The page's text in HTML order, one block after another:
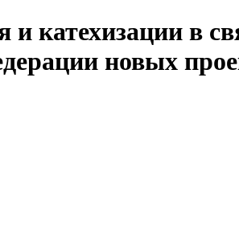
и катехизации в
новых